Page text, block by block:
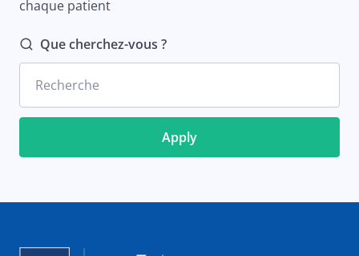
chaque patient
Que cherchez-vous ?
Recherche